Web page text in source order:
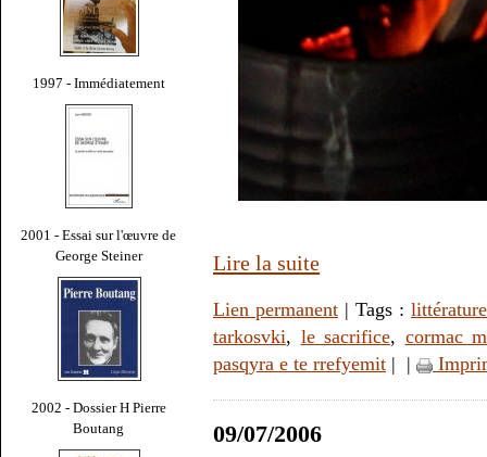
1997 - Immédiatement
2001 - Essai sur l'œuvre de
George Steiner
2002 - Dossier H Pierre
Boutang
Lire la suite
Lien permanent | Tags : littérature
tarkosvki, le sacrifice, cormac
pasqyra e te rrefyemit | |
09/07/2006